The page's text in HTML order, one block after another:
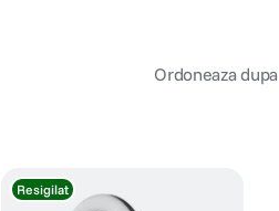
Ordoneaza dupa
Resigilat